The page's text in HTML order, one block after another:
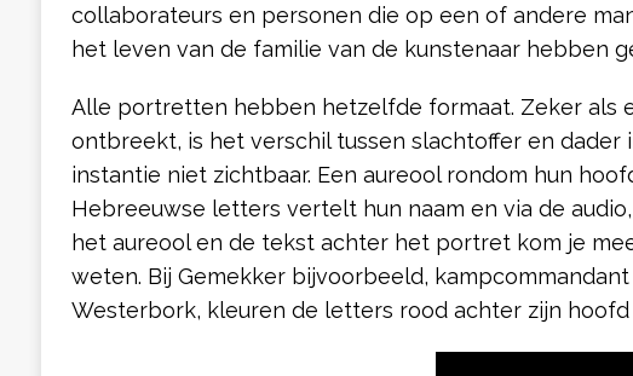
collaborateurs en personen die op een of andere
het leven van de familie van de kunstenaar hebben
Alle portretten hebben hetzelfde formaat. Zeker als
ontbreekt, is het verschil tussen slachtoffer en dader
instantie niet zichtbaar. Een aureool rondom hun
Hebreeuwse letters vertelt hun naam en via de
het aureool en de tekst achter het portret kom je
weten. Bij Gemekker bijvoorbeeld, kampcommandant
Westerbork, kleuren de letters rood achter zijn hoofd